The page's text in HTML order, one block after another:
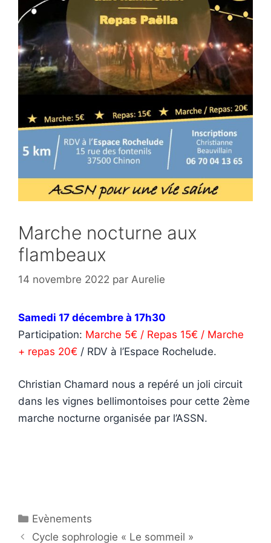
Marche nocturne aux
flambeaux
14 novembre 2022 par Aurelie
Samedi 17 décembre à 17h30
Participation: Marche 5€ / Repas 15€ / Marche
+ repas 20€ / RDV à l’Espace Rochelude.
Christian Chamard nous a repéré un joli circuit
dans les vignes bellimontoises pour cette 2ème
marche nocturne organisée par l’ASSN.
Catégories
Evènements
Cycle sophrologie « Le sommeil »